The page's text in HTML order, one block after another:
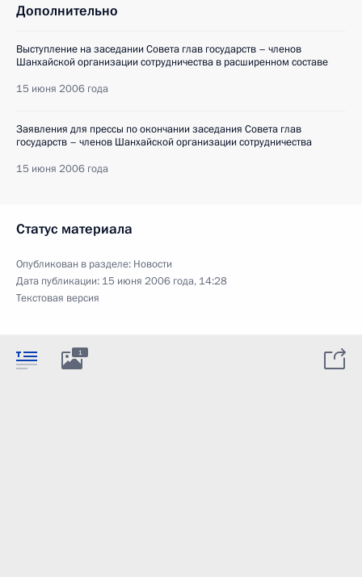
Дополнительно
Выступление на заседании Совета глав государств – членов
Шанхайской организации сотрудничества в расширенном составе
15 июня 2006 года
Заявления для прессы по окончании заседания Совета глав
государств – членов Шанхайской организации сотрудничества
15 июня 2006 года
Статус материала
Опубликован в разделе: Новости
Дата публикации: 15 июня 2006 года, 14:28
Текстовая версия
1